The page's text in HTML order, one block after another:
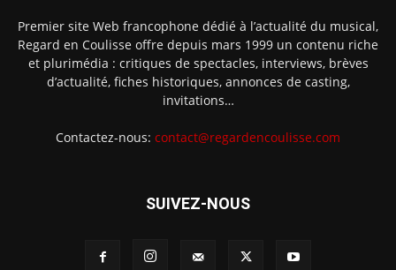
Premier site Web francophone dédié à l’actualité du musical,
Regard en Coulisse offre depuis mars 1999 un contenu riche
et plurimédia : critiques de spectacles, interviews, brèves
d’actualité, fiches historiques, annonces de casting,
invitations…
Contactez-nous: contact@regardencoulisse.com
SUIVEZ-NOUS